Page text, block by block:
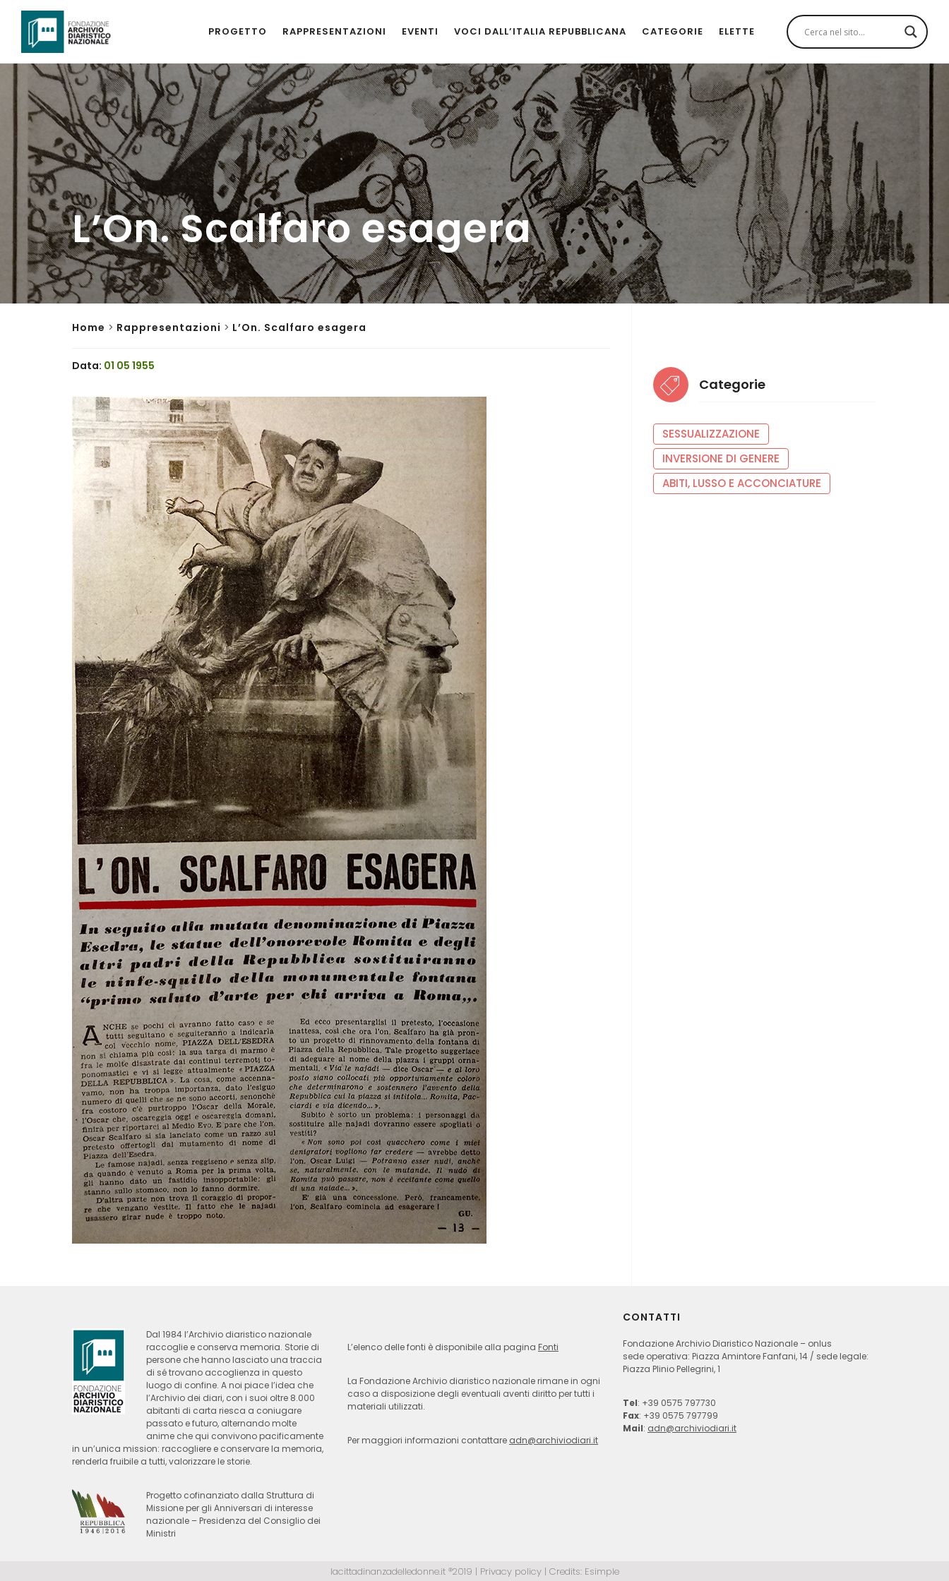
PROGETTO RAPPRESENTAZIONI EVENTI VOCI DALL’ITALIA REPUBBLICANA CATEGORIE ELETTE
L’On. Scalfaro esagera
Home > Rappresentazioni > L’On. Scalfaro esagera
Data: 01 05 1955
Categorie
SESSUALIZZAZIONE
INVERSIONE DI GENERE
ABITI, LUSSO E ACCONCIATURE
Dal 1984 l’Archivio diaristico nazionale
raccoglie e conserva memoria. Storie di
persone che hanno lasciato una traccia
di sé trovano accoglienza in questo
luogo di confine. A noi piace l’idea che
l’Archivio dei diari, con i suoi oltre 8.000
abitanti di carta riesca a coniugare
passato e futuro, alternando molte
anime che qui convivono pacificamente
in un’unica mission: raccogliere e conservare la memoria,
renderla fruibile a tutti, valorizzare le storie.
Progetto cofinanziato dalla Struttura di
Missione per gli Anniversari di interesse
nazionale – Presidenza del Consiglio dei
Ministri
L’elenco delle fonti è disponibile alla pagina Fonti
La Fondazione Archivio diaristico nazionale rimane in ogni
caso a disposizione degli eventuali aventi diritto per tutti i
materiali utilizzati.
Per maggiori informazioni contattare adn@archiviodiari.it
CONTATTI
Fondazione Archivio Diaristico Nazionale – onlus
sede operativa: Piazza Amintore Fanfani, 14 / sede legale:
Piazza Plinio Pellegrini, 1
Tel: +39 0575 797730
Fax: +39 0575 797799
Mail: adn@archiviodiari.it
lacittadinanzadelledonne.it ®2019 | Privacy policy| Credits: Esimple